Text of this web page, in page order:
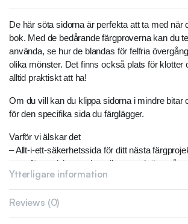
De här söta sidorna är perfekta att ta med när
bok. Med de bedårande färgproverna kan du
använda, se hur de blandas för felfria
olika mönster. Det finns också plats för klotter
alltid praktiskt att ha!
Om du vill kan du klippa sidorna i mindre bitar
för den specifika sida du färglägger.
Varför vi älskar det
– Allt-i-ett-säkerhetssida för ditt nästa
testa färger, leka med gradienter och öva på
– Dedikerad yta för klotter, så att du inte
skrotpapper. 🙂 🙂
– PDF för omedelbar nedladdning (8,5 × 8,5
Ytterligare information
Reviews (0)